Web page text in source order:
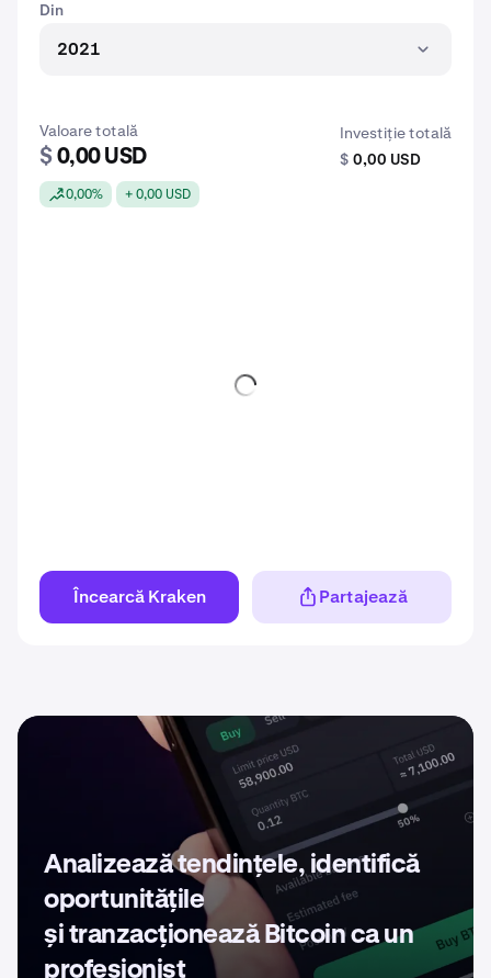
Din
2021
Valoare totală
$ 0,00 USD
0,00% + 0,00 USD
Investiție totală
$ 0,00 USD
Încearcă Kraken Partajează
Analizează tendințele, identifică
oportunitățile
și tranzacționează Bitcoin ca un
profesionist